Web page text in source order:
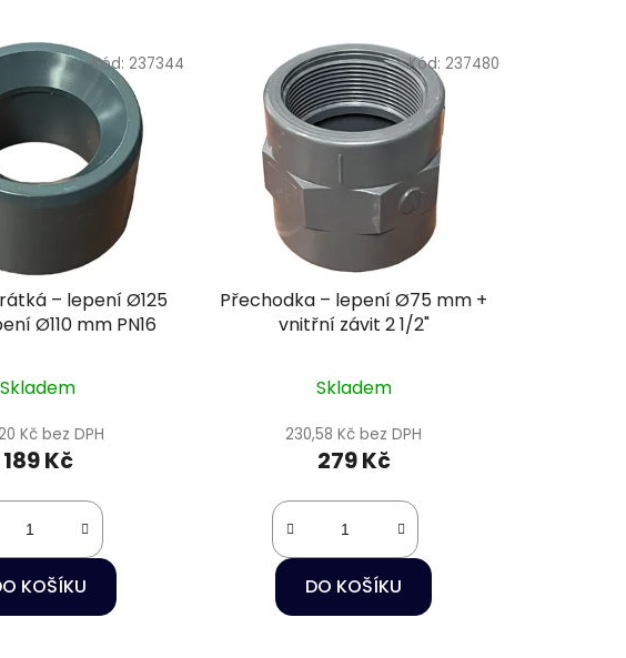
– lepení Ø125
Ø110 mm PN16
Skladem
Kč bez DPH
189 Kč
KOŠÍKU
Kód: 237344
Přechodka – lepení Ø75 mm +
vnitřní závit 2 1/2"
Skladem
230,58 Kč bez DPH
279 Kč
DO KOŠÍKU
Kód: 237480